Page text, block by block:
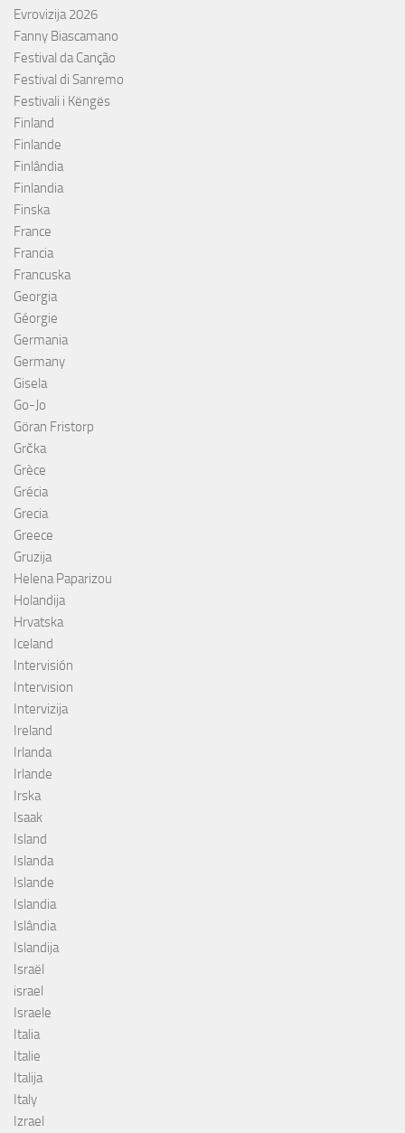
Evrovizija 2026
Fanny Biascamano
Festival da Canção
Festival di Sanremo
Festivali i Këngës
Finland
Finlande
Finlândia
Finlandia
Finska
France
Francia
Francuska
Georgia
Géorgie
Germania
Germany
Gisela
Go-Jo
Göran Fristorp
Grčka
Grèce
Grécia
Grecia
Greece
Gruzija
Helena Paparizou
Holandija
Hrvatska
Iceland
Intervisión
Intervision
Intervizija
Ireland
Irlanda
Irlande
Irska
Isaak
Island
Islanda
Islande
Islandia
Islândia
Islandija
Israël
israel
Israele
Italia
Italie
Italija
Italy
Izrael